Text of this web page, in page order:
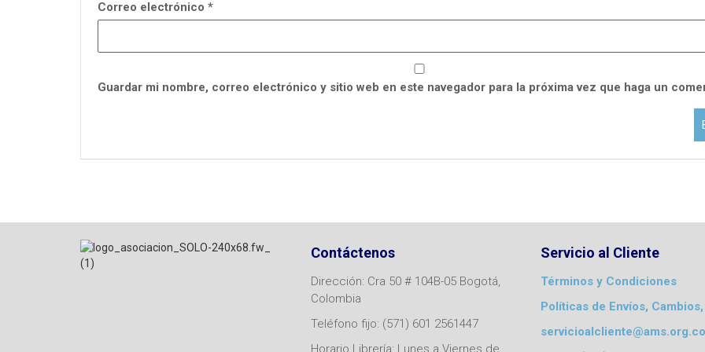
Correo electrónico *
Guardar mi nombre, correo electrónico y sitio web en este navegador para la próxima vez que haga un
Contáctenos
Dirección: Cra 50 # 104B-05 Bogotá,
Colombia
Teléfono fijo: (571) 601 2561447
Horario Librería: Lunes a Viernes de
Servicio al Cliente
Términos y Condiciones
Políticas de Envíos, Cambios,
servicioalcliente@ams.org.co